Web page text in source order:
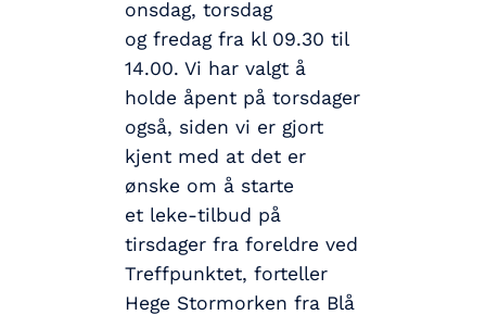
onsdag, torsdag
og fredag fra kl 09.30 til
14.00. Vi har valgt å
holde åpent på torsdager
også, siden vi er gjort
kjent med at det er
ønske om å starte
et leke-tilbud på
tirsdager fra foreldre ved
Treffpunktet, forteller
Hege Stormorken fra Blå